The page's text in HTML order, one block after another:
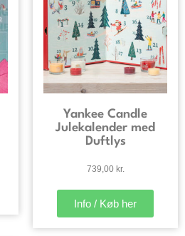
Yankee Candle
Julekalender med
Duftlys
739,00 kr.
Info / Køb her